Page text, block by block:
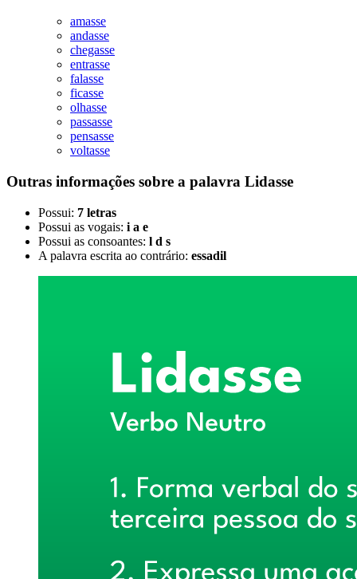
amasse
andasse
chegasse
entrasse
falasse
ficasse
olhasse
passasse
pensasse
voltasse
Outras informações sobre a palavra Lidasse
Possui: 7 letras
Possui as vogais: i a e
Possui as consoantes: l d s
A palavra escrita ao contrário: essadil